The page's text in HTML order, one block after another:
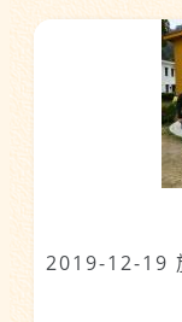
2019-12-19